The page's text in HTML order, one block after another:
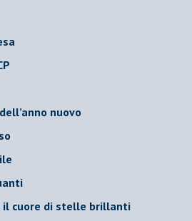
nuovo
cuore di stelle brillanti